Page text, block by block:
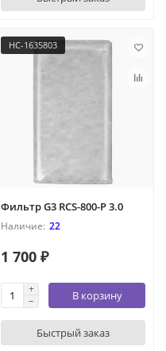
НС-1635803
Фильтр G3 RCS-800-P 3.0
22
1 700 ₽
В корзину
Быстрый заказ